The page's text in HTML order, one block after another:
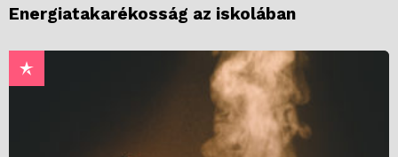
Energiatakarékosság az iskolában